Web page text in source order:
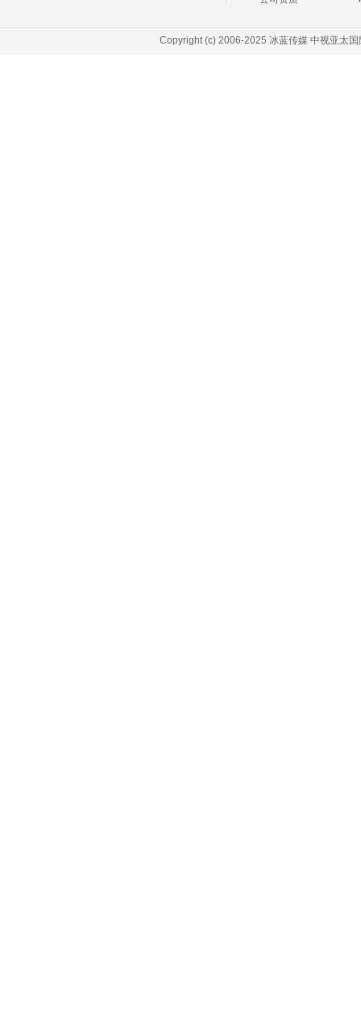
Copyright (c) 2006-2025 冰蓝传媒 中视亚太